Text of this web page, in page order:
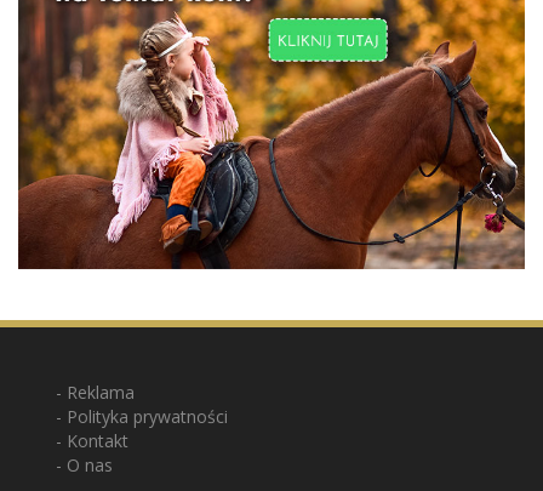
Reklama
Polityka prywatności
Kontakt
O nas